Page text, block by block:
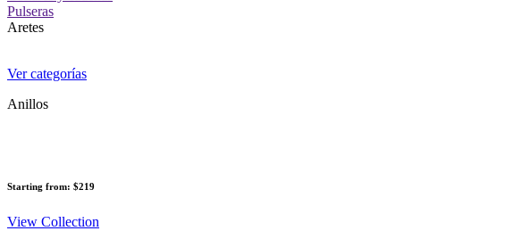
Pulseras
Aretes
Ver categorías
Anillos
Starting from: $219
View Collection